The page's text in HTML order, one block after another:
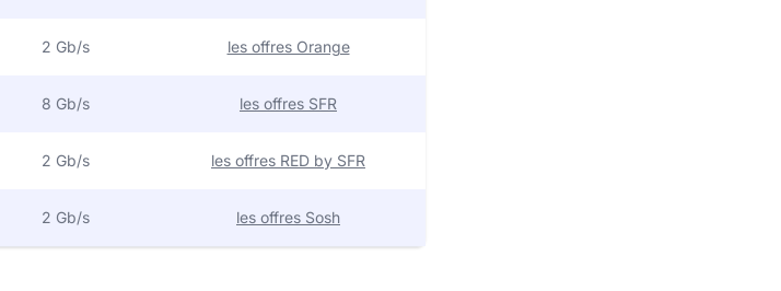
2 Gb/s les offres Orange
8 Gb/s les offres SFR
2 Gb/s les offres RED by SFR
2 Gb/s les offres Sosh